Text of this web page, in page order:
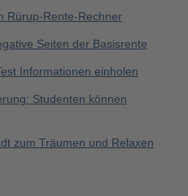
Rürup-Rente-Rechner
Seiten der Basisrente
Informationen einholen
Studenten können
zum Träumen und Relaxen